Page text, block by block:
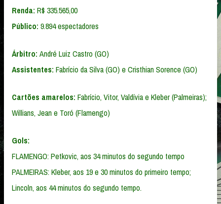
Renda: R$ 335.565,00
Público: 9.894 espectadores
Árbitro: André Luiz Castro (GO)
Assistentes: Fabrício da Silva (GO) e Cristhian Sorence (GO)
Cartões amarelos: Fabrício, Vitor, Valdívia e Kleber (Palmeiras);
Willians, Jean e Toró (Flamengo)
Gols:
FLAMENGO: Petkovic, aos 34 minutos do segundo tempo
PALMEIRAS: Kleber, aos 19 e 30 minutos do primeiro tempo;
Lincoln, aos 44 minutos do segundo tempo.